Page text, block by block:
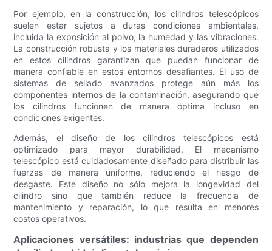
Por ejemplo, en la construcción, los cilindros telescópicos
suelen estar sujetos a duras condiciones ambientales,
incluida la exposición al polvo, la humedad y las vibraciones.
La construcción robusta y los materiales duraderos utilizados
en estos cilindros garantizan que puedan funcionar de
manera confiable en estos entornos desafiantes. El uso de
sistemas de sellado avanzados protege aún más los
componentes internos de la contaminación, asegurando que
los cilindros funcionen de manera óptima incluso en
condiciones exigentes.
Además, el diseño de los cilindros telescópicos está
optimizado para mayor durabilidad. El mecanismo
telescópico está cuidadosamente diseñado para distribuir las
fuerzas de manera uniforme, reduciendo el riesgo de
desgaste. Este diseño no sólo mejora la longevidad del
cilindro sino que también reduce la frecuencia de
mantenimiento y reparación, lo que resulta en menores
costos operativos.
Aplicaciones versátiles: industrias que dependen